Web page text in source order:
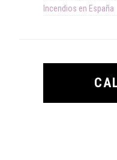
Incendios en España